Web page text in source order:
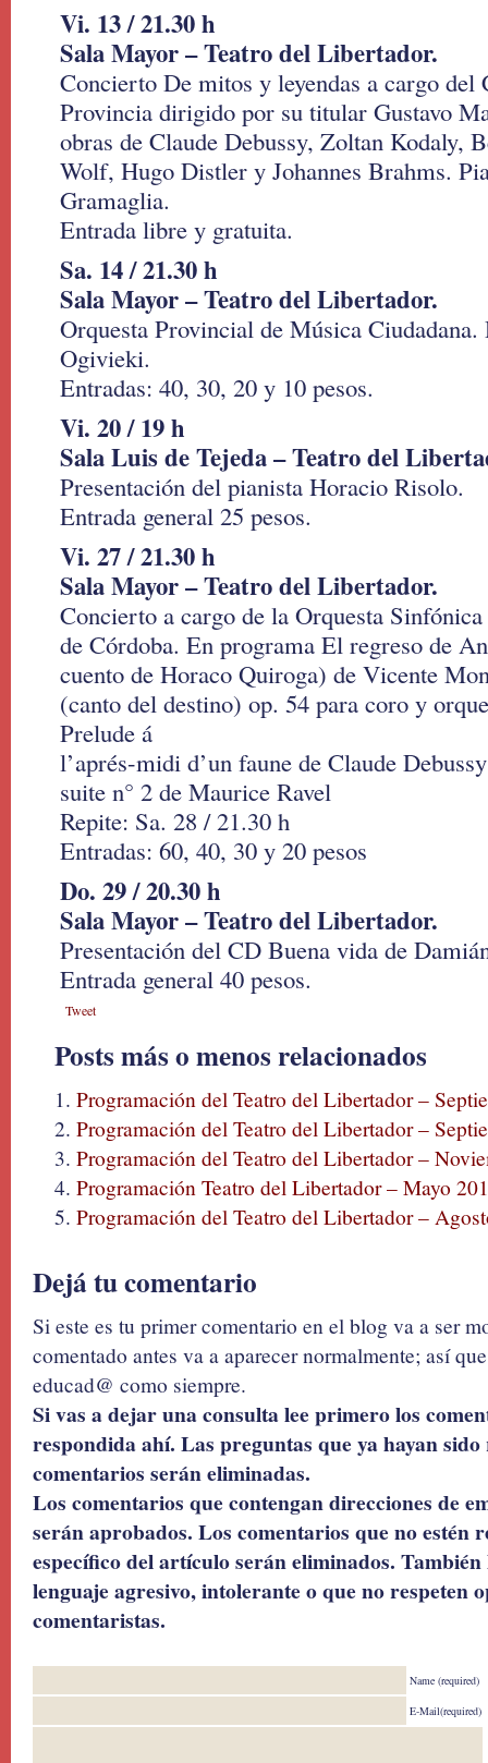
Vi. 13 / 21.30 h
Sala Mayor – Teatro del Libertador.
Concierto De mitos y leyendas a cargo del
Provincia dirigido por su titular Gustavo
obras de Claude Debussy, Zoltan Kodaly,
Wolf, Hugo Distler y Johannes Brahms.
Gramaglia.
Entrada libre y gratuita.
Sa. 14 / 21.30 h
Sala Mayor – Teatro del Libertador.
Orquesta Provincial de Música
Ogivieki.
Entradas: 40, 30, 20 y 10 pesos.
Vi. 20 / 19 h
Sala Luis de Tejeda – Teatro del
Presentación del pianista Horacio Risolo.
Entrada general 25 pesos.
Vi. 27 / 21.30 h
Sala Mayor – Teatro del Libertador.
Concierto a cargo de la Orquesta
de Córdoba. En programa El regreso de
cuento de Horaco Quiroga) de Vicente
(canto del destino) op. 54 para coro y
Prelude á
l’aprés-midi d’un faune de Claude
suite n° 2 de Maurice Ravel
Repite: Sa. 28 / 21.30 h
Entradas: 60, 40, 30 y 20 pesos
Do. 29 / 20.30 h
Sala Mayor – Teatro del Libertador.
Presentación del CD Buena vida de
Entrada general 40 pesos.
Tweet
Posts más o menos relacionados
Programación del Teatro del Libertador –
Programación del Teatro del Libertador –
Programación del Teatro del Libertador –
Programación Teatro del Libertador – Mayo
Programación del Teatro del Libertador –
Dejá tu comentario
Si este es tu primer comentario en el blog va a ser
comentado antes va a aparecer normalmente; así
educad@ como siempre.
Si vas a dejar una consulta lee primero los
respondida ahí. Las preguntas que ya hayan
comentarios serán eliminadas.
Los comentarios que contengan direcciones de
serán aprobados. Los comentarios que no estén
específico del artículo serán eliminados.
lenguaje agresivo, intolerante o que no respeten
comentaristas.
Name (required)
E-Mail(required)